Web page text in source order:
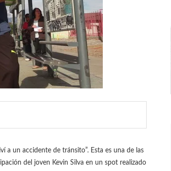
a un accidente de tránsito”. Esta es una de las
del joven Kevin Silva en un spot realizado